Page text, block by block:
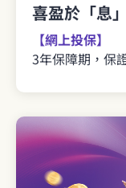
喜盈於「息
【網上投保】
3年保障期，保